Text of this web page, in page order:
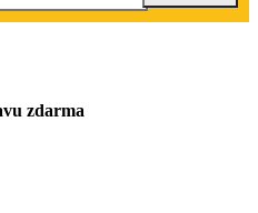
zdarma